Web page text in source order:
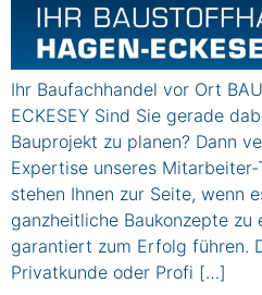
Ihr Baufachhandel vor Ort
ECKESEY Sind Sie gerade
Bauprojekt zu planen? Dann
Expertise unseres
stehen Ihnen zur Seite, wenn
ganzheitliche Baukonzepte zu
garantiert zum Erfolg führen.
Privatkunde oder Profi […]